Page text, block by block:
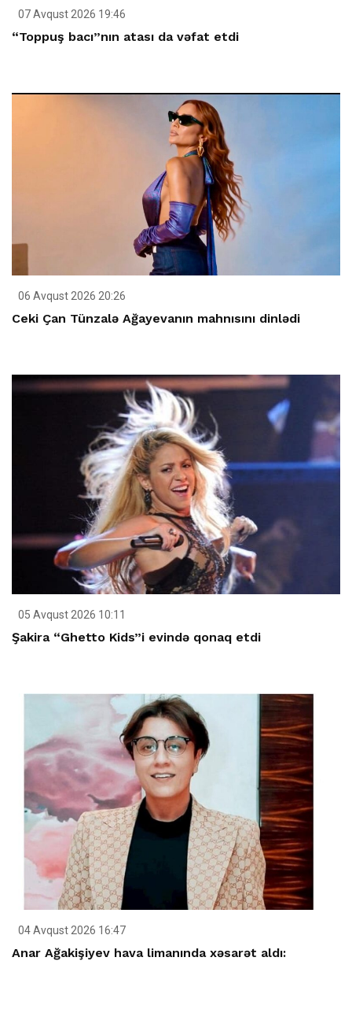
07 Avqust 2026 19:46
“Toppuş bacı”nın atası da vəfat etdi
06 Avqust 2026 20:26
Ceki Çan Tünzalə Ağayevanın mahnısını dinlədi
05 Avqust 2026 10:11
Şakira “Ghetto Kids”i evində qonaq etdi
04 Avqust 2026 16:47
Anar Ağakişiyev hava limanında xəsarət aldı: